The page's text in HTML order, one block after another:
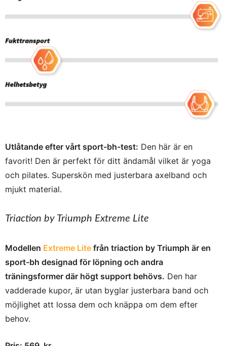
Utlåtande efter vårt sport-bh-test: Den här är en
favorit! Den är perfekt för ditt ändamål vilket är yoga
och pilates. Superskön med justerbara axelband och
mjukt material.
Triaction by Triumph Extreme Lite
Modellen Extreme Lite från triaction by Triumph är en
sport-bh designad för löpning och andra
träningsformer där högt support behövs. Den har
vadderade kupor, är utan byglar justerbara band och
möjlighet att lossa dem och knäppa om dem efter
behov.